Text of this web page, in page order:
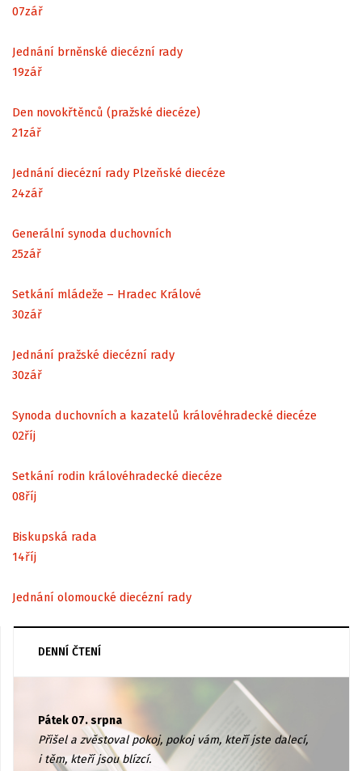
07zář
Jednání brněnské diecézní rady
19zář
Den novokřtěnců (pražské diecéze)
21zář
Jednání diecézní rady Plzeňské diecéze
24zář
Generální synoda duchovních
25zář
Setkání mládeže – Hradec Králové
30zář
Jednání pražské diecézní rady
30zář
Synoda duchovních a kazatelů královéhradecké diecéze
02říj
Setkání rodin královéhradecké diecéze
08říj
Biskupská rada
14říj
Jednání olomoucké diecézní rady
DENNÍ ČTENÍ
Pátek 07. srpna
Přišel a zvěstoval pokoj, pokoj vám, kteří jste dalecí,
i těm, kteří jsou blízcí.